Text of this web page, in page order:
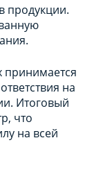
продукции.
на
Итоговый
что
на всей